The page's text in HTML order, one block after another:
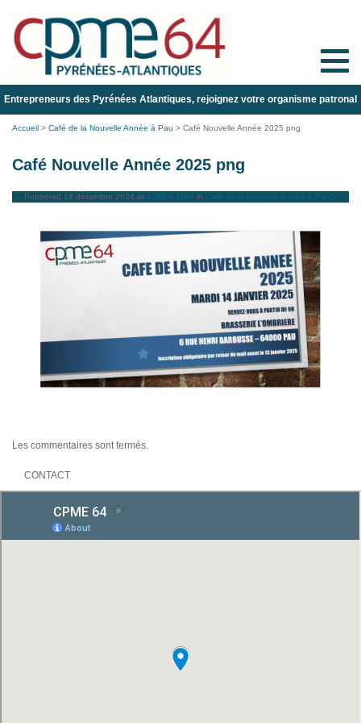
Toggle
Entrepreneurs des Pyrénées Atlantiques, rejoignez votre organisme patronal
Accueil > Café de la Nouvelle Année à Pau > Café Nouvelle Année 2025 png
Café Nouvelle Année 2025 png
Published 18 décembre 2024 at 1708 × 1199 in Café de la Nouvelle Année à Pau
Les commentaires sont fermés.
CONTACT